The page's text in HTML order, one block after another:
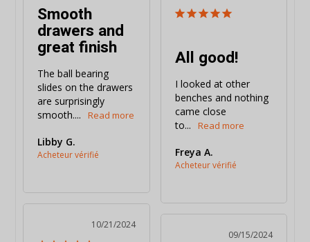
Smooth
drawers and
great finish
The ball bearing
slides on the drawers
are surprisingly
smooth....
Libby G.
All good!
I looked at other
benches and nothing
came close
to...
Freya A.
10/21/2024
09/15/2024